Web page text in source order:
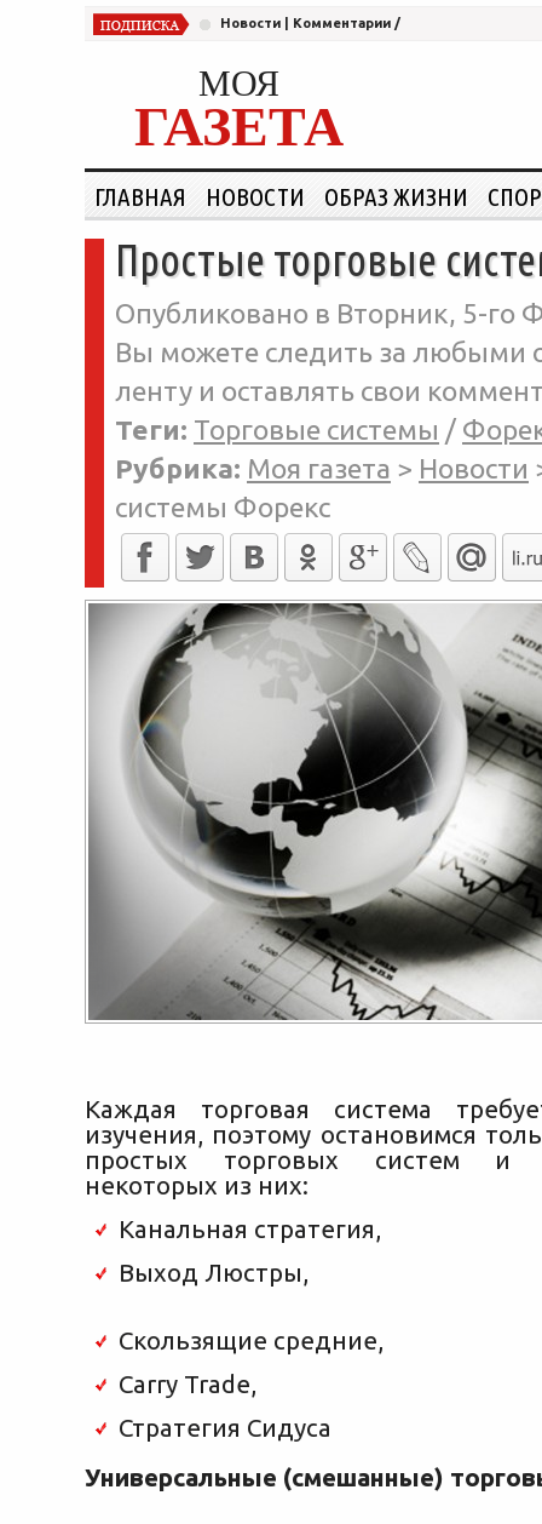
Новости Комментарии /
МОЯ
ГАЗЕТА
ГЛАВНАЯ НОВОСТИ ОБРАЗ ЖИЗНИ
Простые торговые
Опубликовано в Вторник, 5-го
Вы можете следить за любыми
ленту и оставлять свои
Теги: Торговые системы /
Рубрика: Моя газета > Новости
системы Форекс
Каждая торговая система
изучения, поэтому остановимся
простых торговых систем и
некоторых из них:
Канальная стратегия,
Выход Люстры,
Скользящие средние,
Carry Trade,
Стратегия Сидуса
Универсальные (смешанные)